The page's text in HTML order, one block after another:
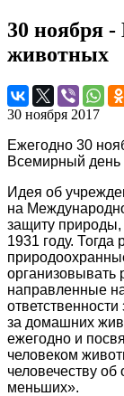
30 ноября
животных
30 ноября 2017
Ежегодно 30
Всемирный
Идея об
на
защиту
1931 году. Тогда
организовывать
направленные
за домашних
ежегодно и
человеком
человечеству об
меньших».